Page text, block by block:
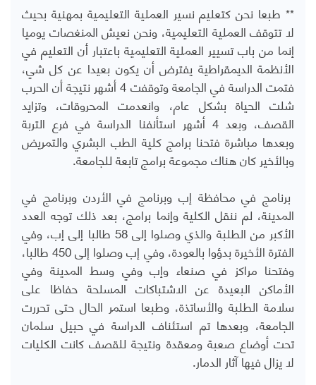
** طبعا نحن كتعليم نسير العملية التعليمية بمهنية بحيث
لا تتوقف العملية التعليمية، ونحن نعيش المنغصات يوميا
إنما من باب تسيير العملية التعليمية باعتبار أن التعليم في
الأنظمة الديمقراطية يفترض أن يكون بعيدا عن كل شي،
فتمت الدراسة في الجامعة وتوقفت 4 أشهر نتيجة أن الحرب
شلت الحياة بشكل عام، وانعدمت المحروقات، وتزايد
القصف، وبعد 4 أشهر استأنفنا الدراسة في فرع التربة
وبعدها مباشرة فتحنا برامج كلية الطب البشري والتمريض
وبالأخير كان هناك مجموعة برامج تابعة للجامعة.
برنامج في محافظة إب وبرنامج في الأردن وبرنامج في
المدينة، لم ننقل الكلية وإنما برامج، بعد ذلك توجه العدد
الأكبر من الطلبة والذي وصلوا إلى 58 طالبا إلى إب، وفي
الفترة الأخيرة بدؤوا بالعودة، وفي إب وصلوا إلى 450 طالبا،
وفتحنا مراكز في صنعاء وإب وفي وسط المدينة وفي
الأماكن البعيدة عن الاشتباكات المسلحة حفاظا على
سلامة الطلبة والأساتذة، وطبعا استمر الحال حتى تحررت
الجامعة، وبعدها تم استئناف الدراسة في حبيل سلمان
تحت أوضاع صعبة ومعقدة ونتيجة للقصف كانت الكليات
لا يزال فيها آثار الدمار.